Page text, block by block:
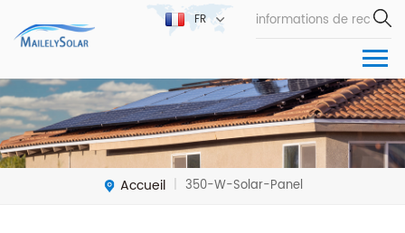
FR
Accueil | 350-W-Solar-Panel